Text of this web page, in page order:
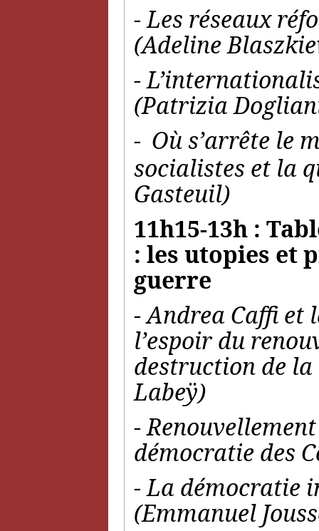
- Les réseaux
(Adeline
-
(Patrizia
- Où s’arrête le
socialistes et la
Gasteuil)
11h15-13h :
: les utopies et
guerre
- Andrea Caffi et
l’espoir du
destruction de
Labeÿ)
-
démocratie des
- La démocratie
(Emmanuel